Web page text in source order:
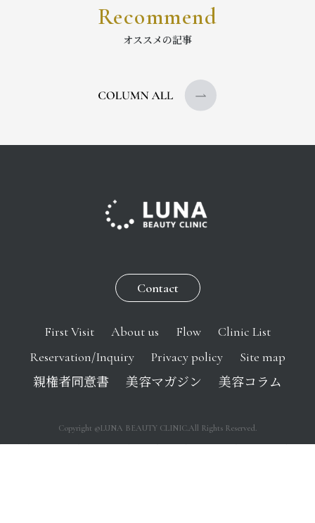
Recommend
オススメの記事
Contact
First Visit About us Flow
Clinic List
Reservation/Inquiry
Privacy policy
Site map
親権者同意書
美容マガジン 美容コラム
Copyright ©LUNA BEAUTY CLINIC.All Rights Reserved.